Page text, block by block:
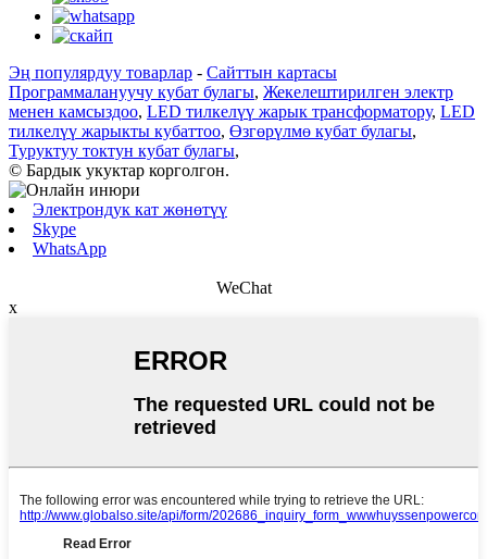
Эң популярдуу товарлар - Сайттын картасы
Программалануучу кубат булагы, Жекелештирилген электр
менен камсыздоо, LED тилкелүү жарык трансформатору, LED
тилкелүү жарыкты кубаттоо, Өзгөрүлмө кубат булагы,
Туруктуу токтун кубат булагы,
© Бардык укуктар корголгон.
Электрондук кат жөнөтүү
Skype
WhatsApp
WeChat
x